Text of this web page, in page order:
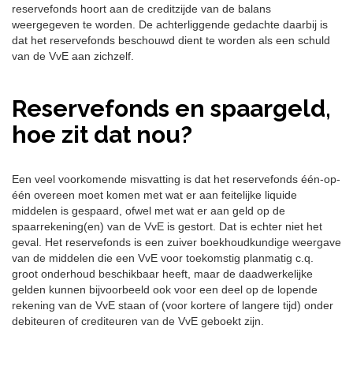
reservefonds hoort aan de creditzijde van de balans
weergegeven te worden. De achterliggende gedachte daarbij is
dat het reservefonds beschouwd dient te worden als een schuld
van de VvE aan zichzelf.
Reservefonds en spaargeld,
hoe zit dat nou?
Een veel voorkomende misvatting is dat het reservefonds één-op-
één overeen moet komen met wat er aan feitelijke liquide
middelen is gespaard, ofwel met wat er aan geld op de
spaarrekening(en) van de VvE is gestort. Dat is echter niet het
geval. Het reservefonds is een zuiver boekhoudkundige weergave
van de middelen die een VvE voor toekomstig planmatig c.q.
groot onderhoud beschikbaar heeft, maar de daadwerkelijke
gelden kunnen bijvoorbeeld ook voor een deel op de lopende
rekening van de VvE staan of (voor kortere of langere tijd) onder
debiteuren of crediteuren van de VvE geboekt zijn.